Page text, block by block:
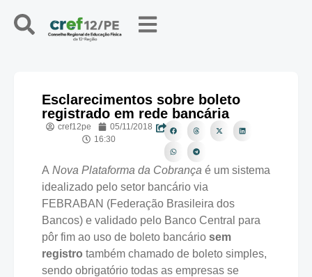
Esclarecimentos sobre boleto
registrado em rede bancária
cref12pe
05/11/2018
16:30
A Nova Plataforma da Cobrança é um sistema
idealizado pelo setor bancário via
FEBRABAN (Federação Brasileira dos
Bancos) e validado pelo Banco Central para
pôr fim ao uso de boleto bancário sem
registro também chamado de boleto simples,
sendo obrigatório todas as empresas se